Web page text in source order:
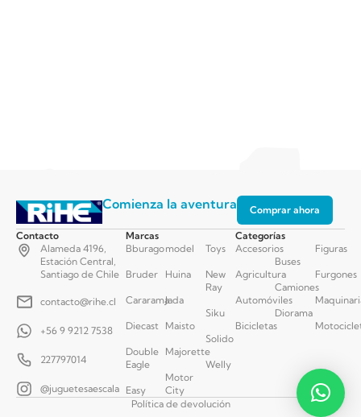
Comienza la aventura Comprar ahora
Contacto
Alameda 4196,
Estación Central,
Santiago de Chile
contacto@rihe.cl
+56 9 9212 7538
227797014
@juguetesaescala
Marcas
Bburago
Bruder
Cararama
Diecast
Double
Eagle
Easy
model
Huina
Jada
Maisto
Majorette
Motor
City
Toys
New
Ray
Siku
Solido
Welly
Categorías
Accesorios
Agricultura
Automóviles
Bicicletas
Buses
Camiones
Diorama
Figuras
Furgones
Política de devolución